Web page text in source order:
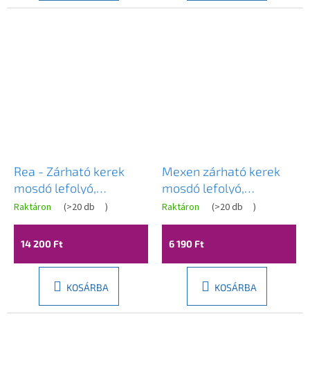
Rea - Zárható kerek
mosdó lefolyó,
ClickClack, matt fekete,
REA-A5216
A
termék
értékelése
5-
Raktáron (>20 db )
14 200 Ft
KOSÁRBA
Mexen zárható kerek
mosdó lefolyó,
ClickClack, nagy dugó,
túlfolyóval, Antik,
79920-30
Raktáron (>20 db )
6 190 Ft
KOSÁRBA